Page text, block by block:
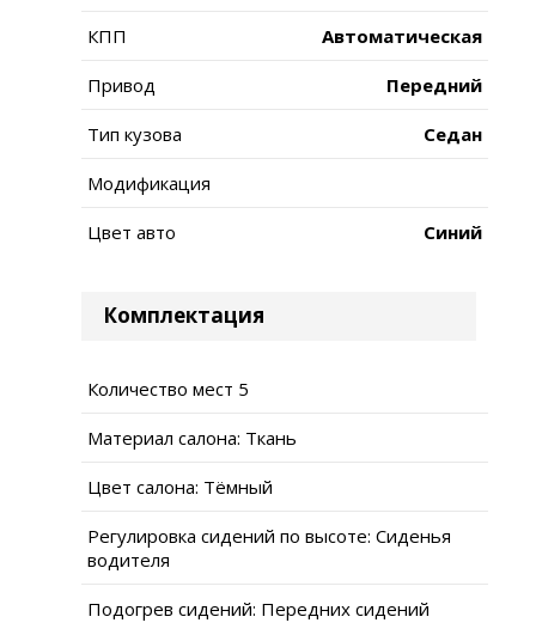
КПП Автоматическая
Привод Передний
Тип кузова Седан
Модификация
Цвет авто Синий
Комплектация
Количество мест 5
Материал салона: Ткань
Цвет салона: Тёмный
Регулировка сидений по высоте: Сиденья
водителя
Подогрев сидений: Передних сидений